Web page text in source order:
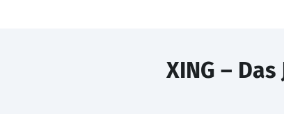
XING –